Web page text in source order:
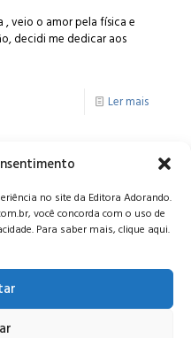
no site da Editora Adorando.
você concorda com o uso de
Para saber mais, clique aqui.
, veio o amor pela física e
decidi me dedicar aos
Ler mais
Andar - Portaria 04, Vila da
34006-065 - MG